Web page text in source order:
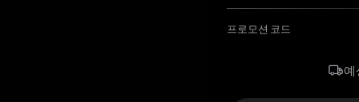
프로모션 코드
예